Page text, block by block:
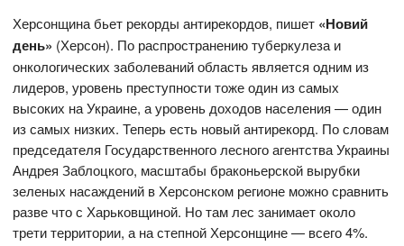
Херсонщина бьет рекорды антирекордов, пишет «Новий
день» (Херсон). По распространению туберкулеза и
онкологических заболеваний область является одним из
лидеров, уровень преступности тоже один из самых
высоких на Украине, а уровень доходов населения — один
из самых низких. Теперь есть новый антирекорд. По словам
председателя Государственного лесного агентства Украины
Андрея Заблоцкого, масштабы браконьерской вырубки
зеленых насаждений в Херсонском регионе можно сравнить
разве что с Харьковщиной. Но там лес занимает около
трети территории, а на степной Херсонщине — всего 4%.